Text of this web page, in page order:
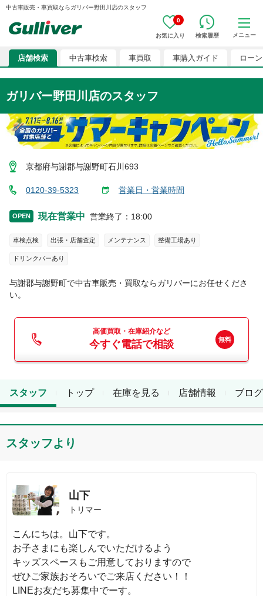
中古車販売・車買取ならガリバー野田川店のスタッフ
0
お気に入り 検索履歴 メニュー
店舗検索 中古車検索 車買取 車購入ガイド ローン
ガリバー野田川店のスタッフ
京都府与謝郡与謝野町石川693
0120-39-5323 営業日・営業時間
OPEN 現在営業中 営業終了 ： 18:00
車検点検 出張・店舗査定 メンテナンス 整備工場あり
ドリンクバーあり
与謝郡与謝野町で中古車販売・買取ならガリバーにお任せくださ
い。
高価買取・在庫紹介など
今すぐ電話で相談
トップ 在庫を見る
スタッフ 店舗情報 ブログ
スタッフより
山下
トリマー
こんにちは。山下です。
お子さまにも楽しんでいただけるよう
キッズスペースもご用意しておりますので
ぜひご家族おそろいでご来店ください！！
LINEお友だち募集中でーす。